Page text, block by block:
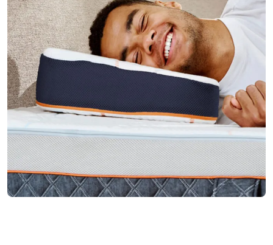
marketing cookies
kunnen we jouw
interactie met ons
binnen en buiten
onze website te
volgen. Dat doen we
legitiem en belangrijk,
anoniem. Meer
weten? LeesBekijk
dit overzichtvoor
alle
cookieinstellingen en
lees hier onze privacy
policy. Door te
accepteren geef je